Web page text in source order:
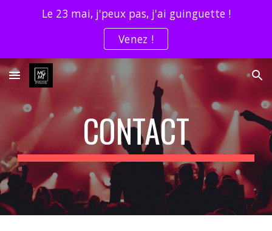
Skip to main content Skip to navigation
Le 23 mai, j'peux pas, j'ai guinguette !
Venez !
CONTACT